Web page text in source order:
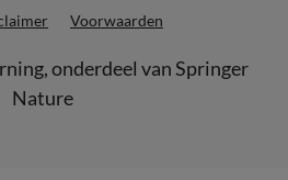
Voorwaarden
, onderdeel vanSpringer
Nature